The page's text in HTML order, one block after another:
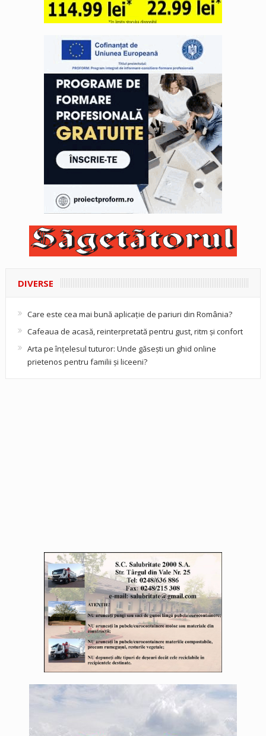
DIVERSE
Care este cea mai bună aplicație de pariuri din România?
Cafeaua de acasă, reinterpretată pentru gust, ritm și confort
Arta pe înțelesul tuturor: Unde găsești un ghid online
prietenos pentru familii și liceeni?